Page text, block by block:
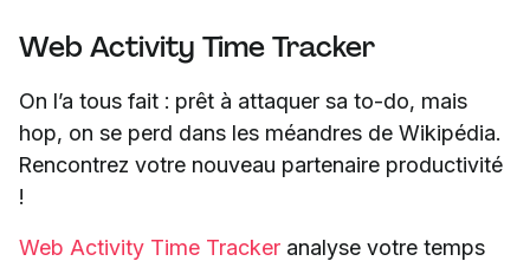
Web Activity Time Tracker
On l’a tous fait : prêt à attaquer sa to-do, mais
hop, on se perd dans les méandres de Wikipédia.
Rencontrez votre nouveau partenaire productivité
!
Web Activity Time Tracker analyse votre temps